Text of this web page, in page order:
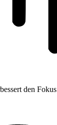
den Fokus